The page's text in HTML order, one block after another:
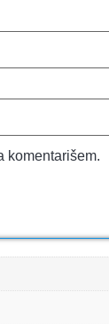
komentarišem.